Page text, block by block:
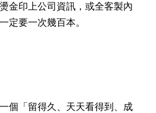
金印上公司資訊，或全客製內
定要一次幾百本。
個「留得久、天天看得到、成